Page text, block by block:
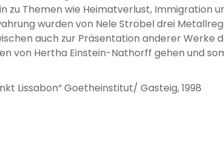
zu Themen wie Heimatverlust, Immigration
wurden von Nele Ströbel drei
auch zur Präsentation anderer Werke
von Hertha Einstein-Nathorff gehen und
Lissabon“ Goetheinstitut/ Gasteig, 1998